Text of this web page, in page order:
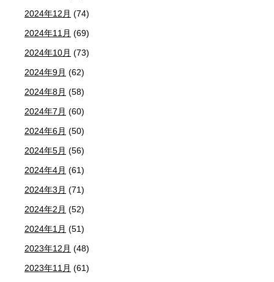
2024年12月 (74)
2024年11月 (69)
2024年10月 (73)
2024年9月 (62)
2024年8月 (58)
2024年7月 (60)
2024年6月 (50)
2024年5月 (56)
2024年4月 (61)
2024年3月 (71)
2024年2月 (52)
2024年1月 (51)
2023年12月 (48)
2023年11月 (61)